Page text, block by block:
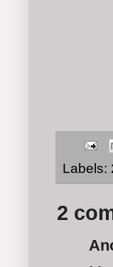
Labels:
2